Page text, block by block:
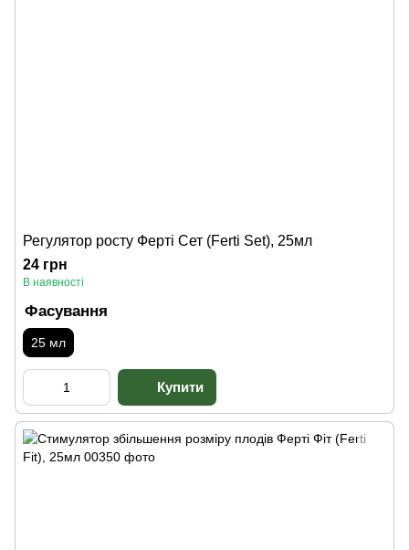
Регулятор росту Ферті Сет (Ferti Set), 25мл
24 грн
В наявності
Фасування
25 мл